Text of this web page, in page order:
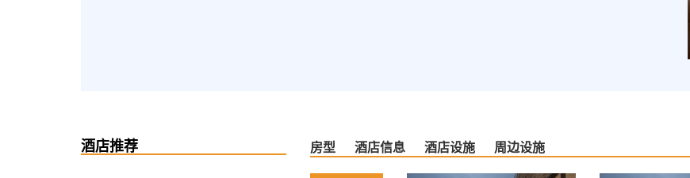
酒店推荐 房型 酒店信息 酒店设施 周边设施